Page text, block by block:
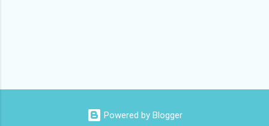
Powered by Blogger